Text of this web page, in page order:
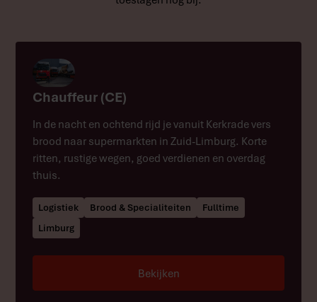
Chauffeur (CE)
In de nacht en ochtend rijd je vanuit Kerkrade vers
brood naar supermarkten in Zuid-Limburg. Korte
ritten, rustige wegen, goed verdienen en overdag
thuis.
Logistiek Brood & Specialiteiten
Fulltime
Limburg
Bekijken